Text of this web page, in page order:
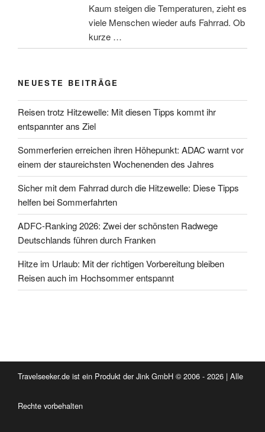
Kaum steigen die Temperaturen, zieht es
viele Menschen wieder aufs Fahrrad. Ob
kurze …
NEUESTE BEITRÄGE
Reisen trotz Hitzewelle: Mit diesen Tipps kommt ihr
entspannter ans Ziel
Sommerferien erreichen ihren Höhepunkt: ADAC warnt vor
einem der staureichsten Wochenenden des Jahres
Sicher mit dem Fahrrad durch die Hitzewelle: Diese Tipps
helfen bei Sommerfahrten
ADFC-Ranking 2026: Zwei der schönsten Radwege
Deutschlands führen durch Franken
Hitze im Urlaub: Mit der richtigen Vorbereitung bleiben
Reisen auch im Hochsommer entspannt
Travelseeker.de ist ein Produkt der Jink GmbH © 2006 - 2026 | Alle
Rechte vorbehalten